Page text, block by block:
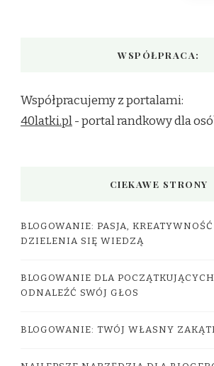
WSPÓŁPRACA:
Współpracujemy z portalami:
40latki.pl- portal randkowy dla
CIEKAWE STRONY
BLOGOWANIE: PASJA,
DZIELENIA SIĘ WIEDZĄ
BLOGOWANIE DLA
ODNALEŹĆ SWÓJ GŁOS
BLOGOWANIE: TWÓJ WŁASNY